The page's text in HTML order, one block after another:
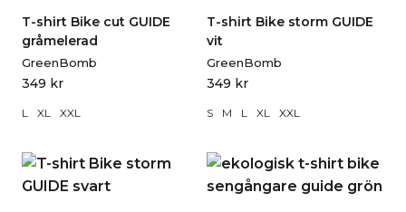
T-shirt Bike cut GUIDE
gråmelerad
GreenBomb
349 kr
L XL XXL
T-shirt Bike storm GUIDE
vit
GreenBomb
349 kr
S M L XL XXL